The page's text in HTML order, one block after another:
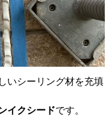
いシーリング材を充填
イクシードです。